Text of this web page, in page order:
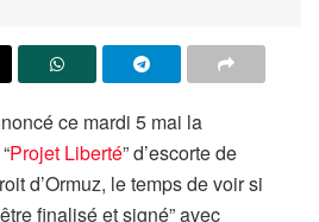
ce mardi 5 mai la
Projet Liberté” d’escorte de
d’Ormuz, le temps de voir si
finalisé et signé” avec